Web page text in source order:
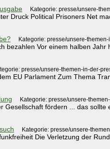
Kategorie: presse/unsere-
Druck Political Prisoners Net
Kategorie: presse/unsere-
bezahlen Vor einem halben
presse/unsere-themen-in-der-
EU Parlament Zum Thema
Kategorie: presse/unsere-
Gesellschaft fördern ... das
Kategorie: presse/unsere-
Die Verletzung der